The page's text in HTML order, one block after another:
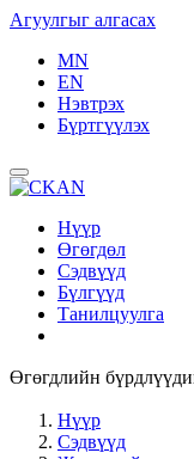
Агуулгыг алгасах
MN
EN
Нэвтрэх
Бүртгүүлэх
Нүүр
Өгөгдөл
Сэдвүүд
Бүлгүүд
Танилцуулга
Өгөгдлийн
Нүүр
Сэдвүүд